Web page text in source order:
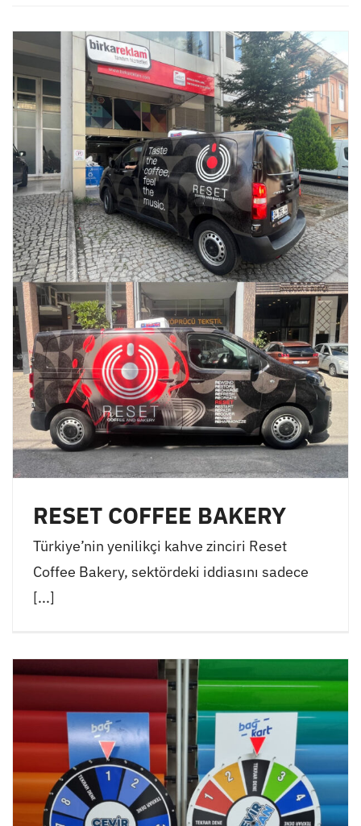
RESET COFFEE BAKERY
Türkiye’nin yenilikçi kahve zinciri Reset
Coffee Bakery, sektördeki iddiasını sadece
[...]